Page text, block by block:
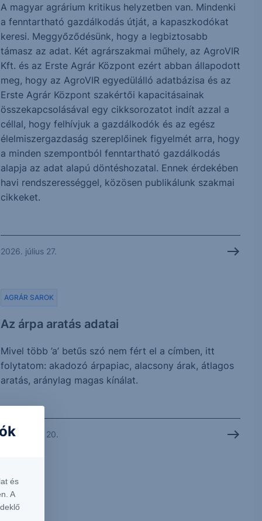
A magyar agrárium kritikus helyzetben van. Mindenki
a fenntartható gazdálkodás útját, a kapaszkodókat
keresi. Meggyőződésünk, hogy a legbiztosabb
támasz az adat. Két agrárszakmai műhely, az AgroVIR
Kft. és az Erste Agrár Központ ezért abban állapodott
meg, hogy az AgroVIR egyedülálló adatbázisa és az
Erste Agrár Központ szakértői kapacitásainak
összekapcsolásával egy cikksorozatot indít azzal a
céllal, hogy felhívjuk a gazdálkodók és az egész
élelmiszergazdaság szereplőinek figyelmét arra, hogy
a minden szempontból fenntartható gazdálkodás
alapja az adat alapú döntéshozatal. Ennek érdekében
havi rendszerességgel, közösen publikálunk szakmai
cikkeket.
2026. július 27.
Az árpa aratás adatai
AGRÁR SAROK
Mivel több ’a’ betűs szó nem fért el a címben, itt
folytatom: akadozó árpapiac, alacsony árak, átlagos
aratás, aránylag magas kínálat.
2026. július 20.
és
A